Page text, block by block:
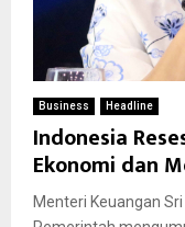
Business Headline
Indonesia
Ekonomi dan
Menteri Keuangan